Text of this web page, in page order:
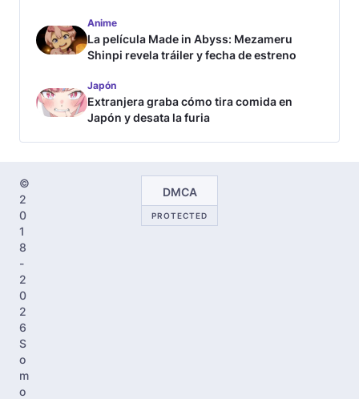
Anime
La película Made in Abyss: Mezameru
Shinpi revela tráiler y fecha de estreno
Japón
Extranjera graba cómo tira comida en
Japón y desata la furia
©
2
0
1
8
-
2
0
2
6
S
o
m
o
DMCA
PROTECTED